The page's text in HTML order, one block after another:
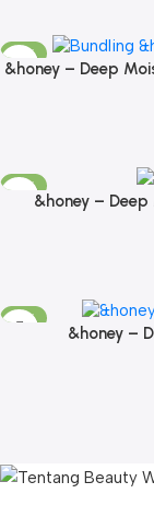
-17%
&honey – Deep
-13%
&honey –
Treatment
-13%
&honey –